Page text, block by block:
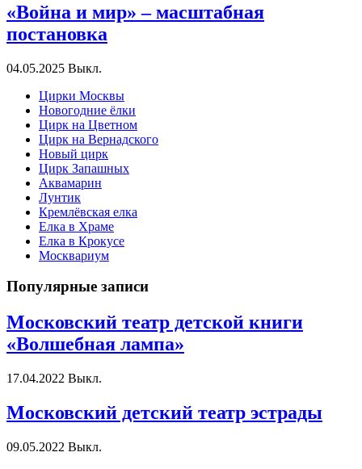
«Война и мир» – масштабная
постановка
04.05.2025 Выкл.
Цирки Москвы
Новогодние ёлки
Цирк на Цветном
Цирк на Вернадского
Новый цирк
Цирк Запашных
Аквамарин
Лунтик
Кремлёвская елка
Елка в Храме
Елка в Крокусе
Москвариум
Популярные записи
Московский театр детской книги
«Волшебная лампа»
17.04.2022 Выкл.
Московский детский театр эстрады
09.05.2022 Выкл.